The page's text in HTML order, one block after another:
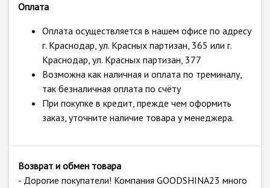
Оплата
Оплата осуществляется в нашем офисе по адресу
г. Краснодар, ул. Красных партизан, 365 или г.
Краснодар, ул. Красных партизан, 377
Возможна как наличная и оплата по треминалу,
так безналичная оплата по счёту
При покупке в кредит, прежде чем оформить
заказ, уточните наличие товара у менеджера.
Возврат и обмен товара
- Дорогие покупатели! Компания GOODSHINA23 много